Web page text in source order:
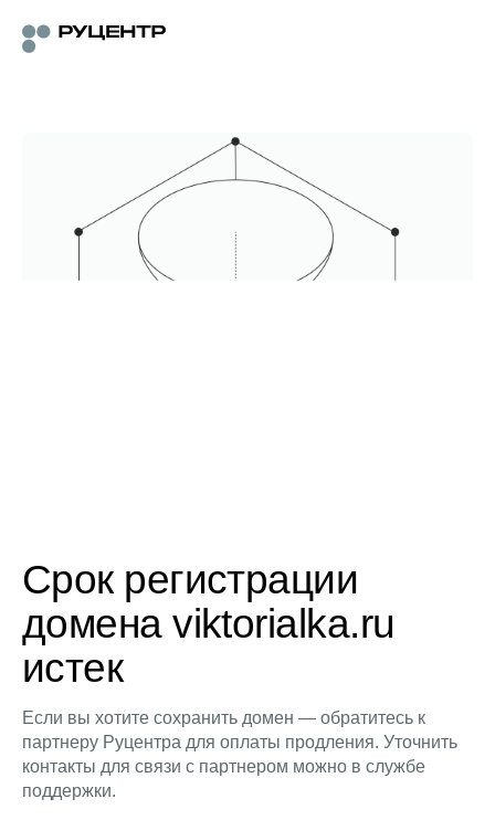
Срок регистрации
домена viktorialka.ru
истек
Если вы хотите сохранить домен — обратитесь к
партнеру Руцентра для оплаты продления. Уточнить
контакты для связи с партнером можно в службе
поддержки.